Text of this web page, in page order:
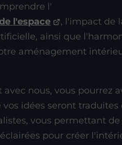
l'
l'espace
, l'impact de
ainsi que
aménagement
avec nous, vous pourrez
idées seront traduites
vous permettant
pour créer